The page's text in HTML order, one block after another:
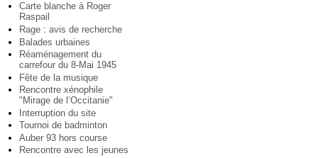
Carte blanche à Roger
Raspail
Rage : avis de recherche
Balades urbaines
Réaménagement du
carrefour du 8-Mai 1945
Fête de la musique
Rencontre xénophile
"Mirage de l’Occitanie"
Interruption du site
Tournoi de badminton
Auber 93 hors course
Rencontre avec les jeunes